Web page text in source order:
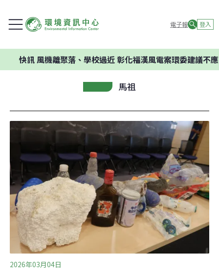
電子報 登入
風機離聚落、學校過近 彰化福漢風電案環委建議不應開發
馬祖
2026年03月04日